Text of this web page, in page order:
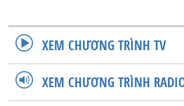
XEM CHƯƠNG TRÌNH TV
XEM CHƯƠNG TRÌNH